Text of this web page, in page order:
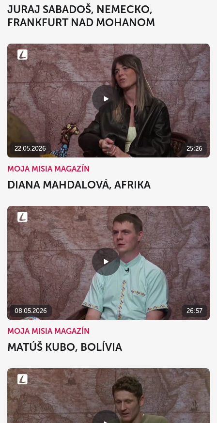
JURAJ SABADOŠ, NEMECKO,
FRANKFURT NAD MOHANOM
22.05.2026 25:26
MOJA MISIA MAGAZÍN
DIANA MAHDALOVÁ, AFRIKA
08.05.2026 26:57
MOJA MISIA MAGAZÍN
MATÚŠ KUBO, BOLÍVIA